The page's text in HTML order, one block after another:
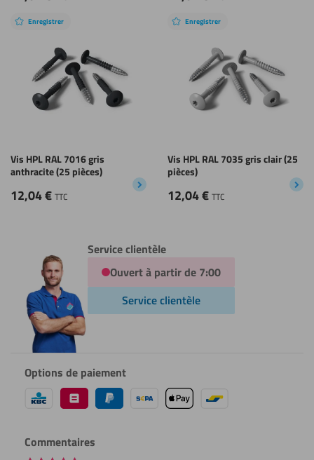
Enregistrer
Vis HPL RAL 7016 gris
anthracite (25 pièces)
12,04€ TTC
Enregistrer
Vis HPL RAL 7035 gris clair (25
pièces)
12,04€ TTC
Service clientèle
Ouvert à partir de 7:00
Service clientèle
Options de paiement
Commentaires